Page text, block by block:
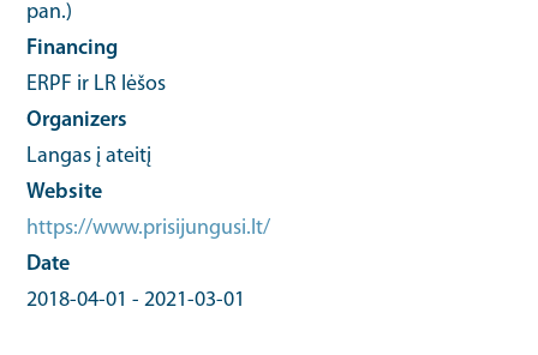
pan.)
Financing
ERPF ir LR lėšos
Organizers
Langas į ateitį
Website
https://www.prisijungusi.lt/
Date
2018-04-01 -2021-03-01